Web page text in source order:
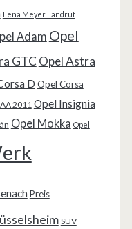
Lena Meyer Landrut
Adam Opel
GTC Opel Astra
D Opel Corsa
2011 Opel Insignia
Opel Mokka Opel
Preis
SUV